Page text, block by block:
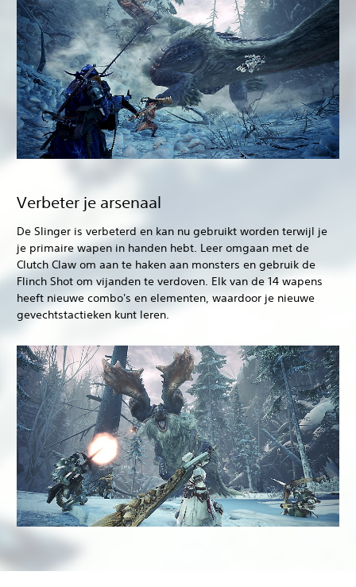
Verbeter je arsenaal
De Slinger is verbeterd en kan nu gebruikt worden terwijl je
je primaire wapen in handen hebt. Leer omgaan met de
Clutch Claw om aan te haken aan monsters en gebruik de
Flinch Shot om vijanden te verdoven. Elk van de 14 wapens
heeft nieuwe combo's en elementen, waardoor je nieuwe
gevechtstactieken kunt leren.